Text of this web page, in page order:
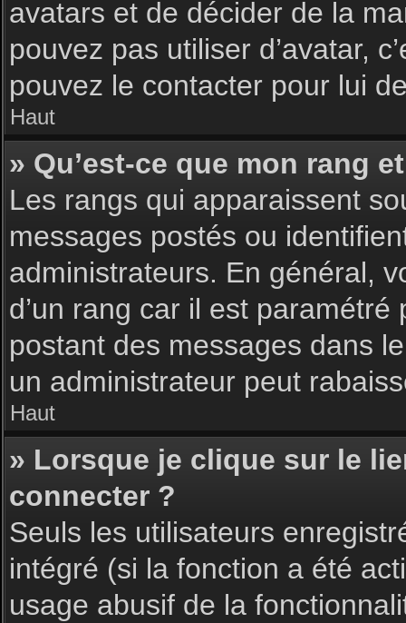
avatars et de décider de la
pouvez pas utiliser d’avatar,
pouvez le contacter pour lui
Haut
» Qu’est-ce que mon rang
Les rangs qui apparaissent
messages postés ou
administrateurs. En général,
d’un rang car il est
postant des messages dans
un administrateur peut
Haut
» Lorsque je clique sur le
connecter ?
Seuls les utilisateurs
intégré (si la fonction a été
usage abusif de la